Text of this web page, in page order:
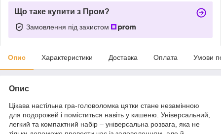
Що таке купити з Пром?
Замовлення під захистом
Опис Характеристики Доставка Оплата Умови
Опис
Цікава настільна гра-головоломка цятки стане незамінною
для подорожей і поміститься навіть у кишеню. Універсальний,
легкий та компактний набір – універсальна розвага, яка не